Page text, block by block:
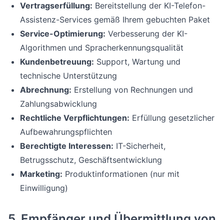
Vertragserfüllung: Bereitstellung der KI-Telefon-
Assistenz-Services gemäß Ihrem gebuchten Paket
Service-Optimierung: Verbesserung der KI-
Algorithmen und Spracherkennungsqualität
Kundenbetreuung: Support, Wartung und
technische Unterstützung
Abrechnung: Erstellung von Rechnungen und
Zahlungsabwicklung
Rechtliche Verpflichtungen: Erfüllung gesetzlicher
Aufbewahrungspflichten
Berechtigte Interessen: IT-Sicherheit,
Betrugsschutz, Geschäftsentwicklung
Marketing: Produktinformationen (nur mit
Einwilligung)